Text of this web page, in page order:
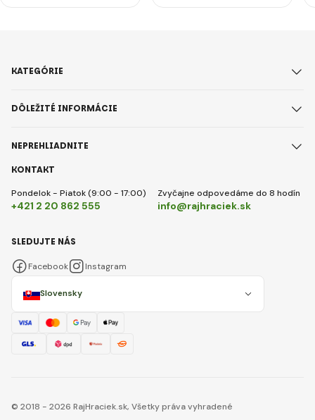
KONTAKT
Pondelok - Piatok (9:00 - 17:00)
+421 2 20 862 555
Zvyčajne odpovedáme do 8 hodín
info@rajhraciek.sk
KATEGÓRIE
DÔLEŽITÉ INFORMÁCIE
NEPREHLIADNITE
Slovensky
SLEDUJTE NÁS
Facebook Instagram
© 2018 - 2026 RajHraciek.sk, Všetky práva vyhradené